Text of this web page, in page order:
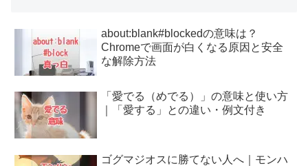
about:blank#blockedの意味は？
Chromeで画面が白くなる原因と安全
な解除方法
「愛でる（めでる）」の意味と使い方
｜「愛する」との違い・例文付き
ゴグマジオスに勝てない人へ｜モンハ